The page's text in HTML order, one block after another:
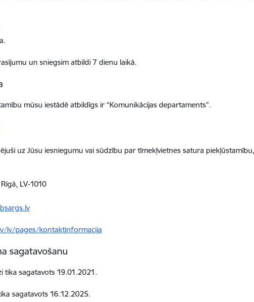
un sniegsim atbildi 7 dienu laikā.
mūsu iestādē atbildīgs ir “Komunikācijas departaments”.
uz Jūsu iesniegumu vai sūdzību par tīmekļvietnessatura
LV-1010
lv/pages/kontaktinformacija
sagatavošanu
tika sagatavots 19.01.2021.
sagatavots 16.12.2025.